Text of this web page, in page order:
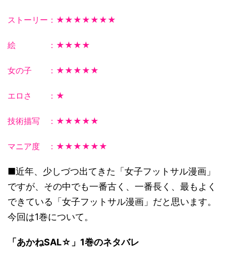
ストーリー：★★★★★★★
絵 ：★★★★
女の子 ：★★★★★
エロさ ：★
技術描写 ：★★★★★
マニア度 ：★★★★★★
■近年、少しづつ出てきた「女子フットサル漫画」
ですが、その中でも一番古く、一番長く、最もよく
できている「女子フットサル漫画」だと思います。
今回は1巻について。
「あかねSAL☆」1巻のネタバレ